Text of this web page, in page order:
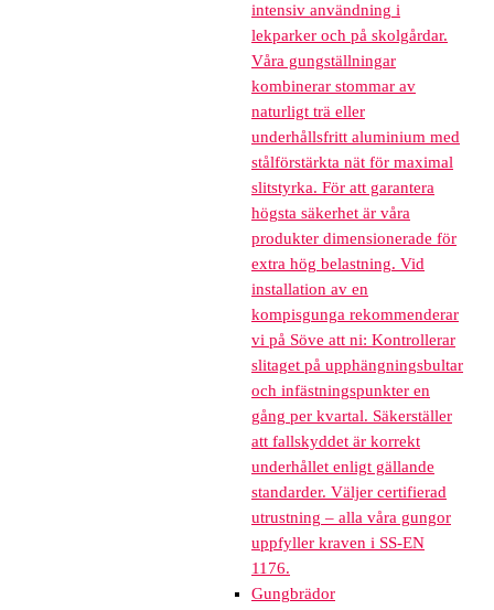
intensiv användning i
lekparker och på skolgårdar.
Våra gungställningar
kombinerar stommar av
naturligt trä eller
underhållsfritt aluminium med
stålförstärkta nät för maximal
slitstyrka. För att garantera
högsta säkerhet är våra
produkter dimensionerade för
extra hög belastning. Vid
installation av en
kompisgunga rekommenderar
vi på Söve att ni: Kontrollerar
slitaget på upphängningsbultar
och infästningspunkter en
gång per kvartal. Säkerställer
att fallskyddet är korrekt
underhållet enligt gällande
standarder. Väljer certifierad
utrustning – alla våra gungor
uppfyller kraven i SS-EN
1176.
Gungbrädor